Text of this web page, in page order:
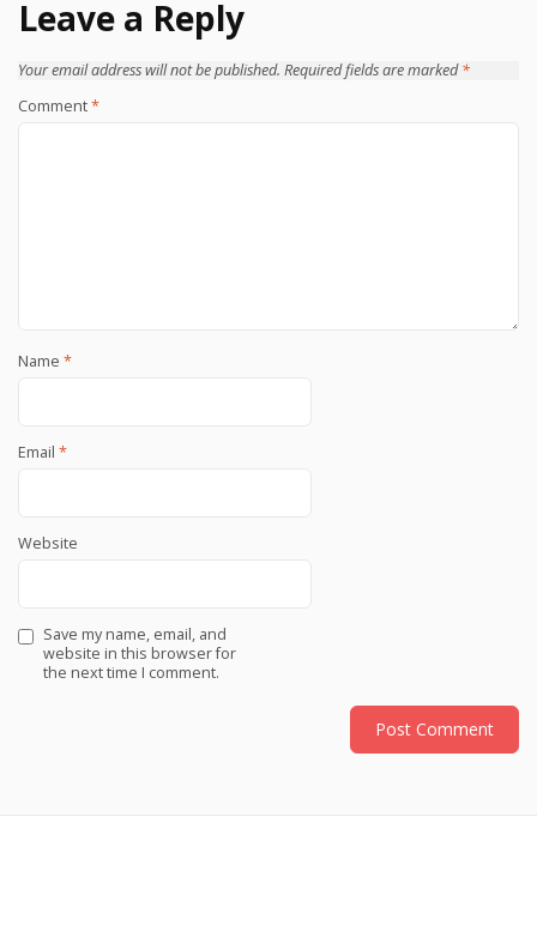
Leave a Reply
Your email address will not be published. Required fields are marked*
Comment*
Name *
Email *
Website
Save my name, email, and
website in this browser for
the next time I comment.